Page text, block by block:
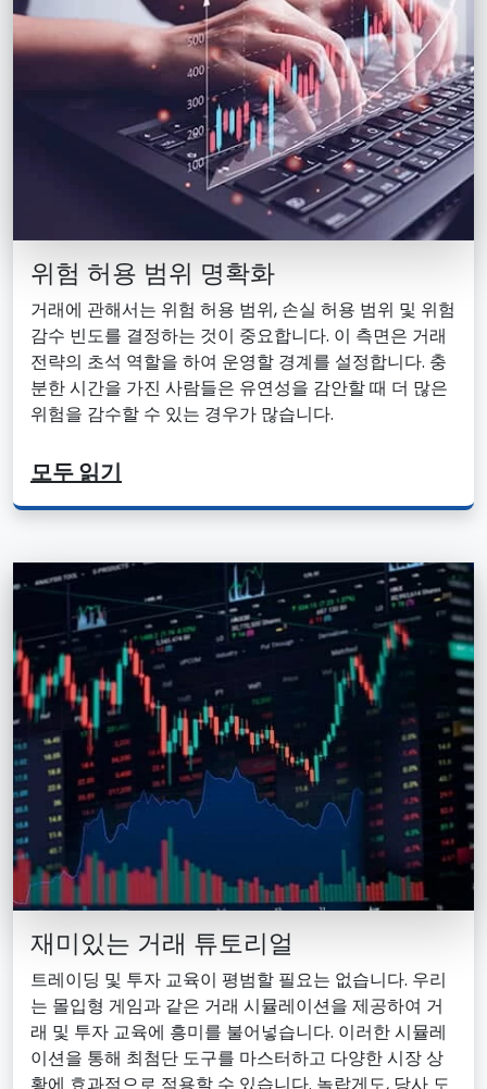
위험 허용 범위 명확화
거래에 관해서는 위험 허용 범위, 손실 허용 범위 및 위험
감수 빈도를 결정하는 것이 중요합니다. 이 측면은 거래
전략의 초석 역할을 하여 운영할 경계를 설정합니다. 충
분한 시간을 가진 사람들은 유연성을 감안할 때 더 많은
위험을 감수할 수 있는 경우가 많습니다.
모두 읽기
재미있는 거래 튜토리얼
트레이딩 및 투자 교육이 평범할 필요는 없습니다. 우리
는 몰입형 게임과 같은 거래 시뮬레이션을 제공하여 거
래 및 투자 교육에 흥미를 불어넣습니다. 이러한 시뮬레
이션을 통해 최첨단 도구를 마스터하고 다양한 시장 상